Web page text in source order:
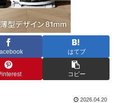
はてブ
コピー
2026.04.20